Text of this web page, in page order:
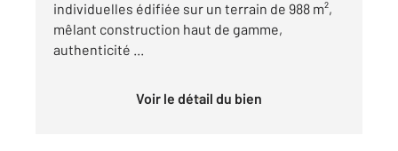
individuelles édifiée sur un terrain de 988 m²,
mêlant construction haut de gamme,
authenticité ...
Voir le détail du bien